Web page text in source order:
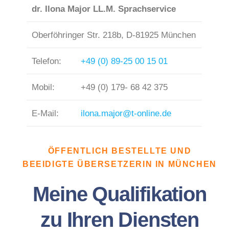
dr. Ilona Major LL.M. Sprachservice
Oberföhringer Str. 218b, D-81925 München
Telefon: +49 (0) 89-25 00 15 01
Mobil: +49 (0) 179- 68 42 375
E-Mail: ilona.major@t-online.de
ÖFFENTLICH BESTELLTE UND
BEEIDIGTE ÜBERSETZERIN IN MÜNCHEN
Meine Qualifikation
zu Ihren Diensten